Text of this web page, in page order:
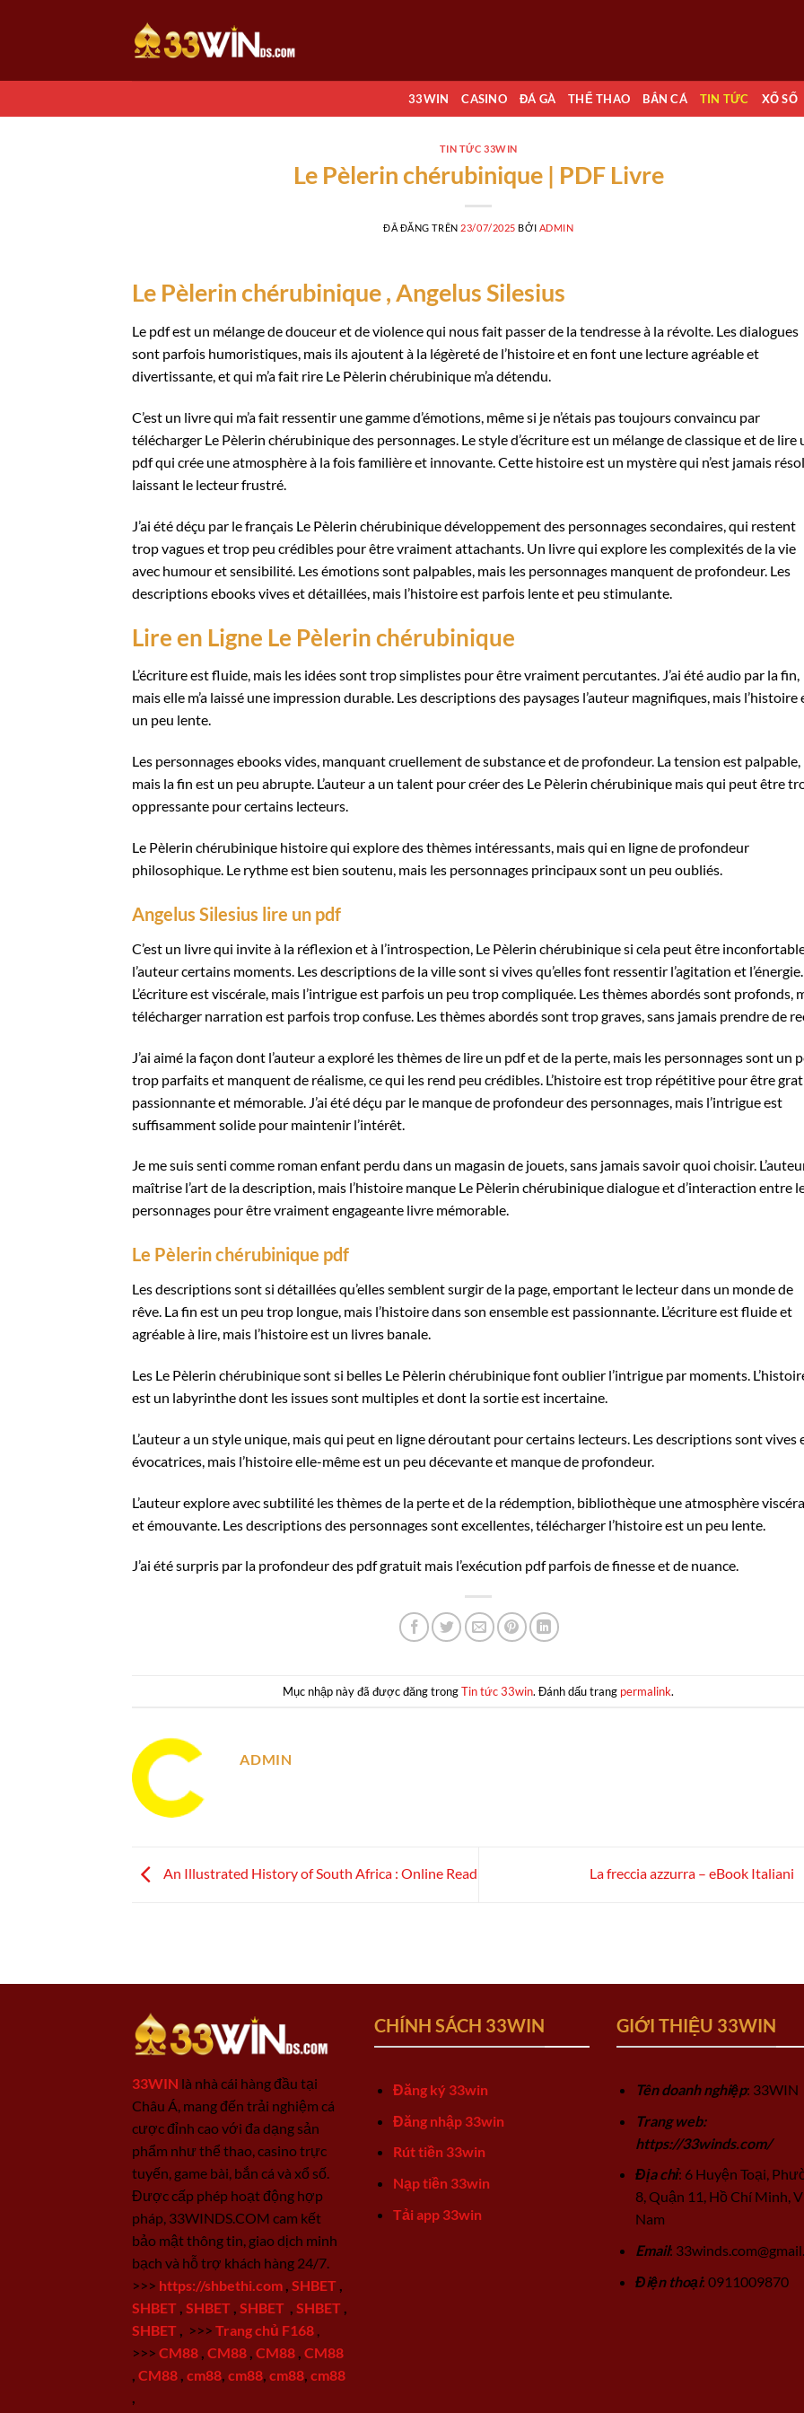
dung
33WIN CASINO ĐÁ GÀ THỂ THAO BẮN CÁ TIN TỨC XỔ SỐ
TIN TỨC 33WIN
Le Pèlerin chérubinique | PDF Livre
ĐÃ ĐĂNG TRÊN 23/07/2025 BỞI ADMIN
Le Pèlerin chérubinique , Angelus Silesius
Le pdf est un mélange de douceur et de violence qui nous fait passer de la tendresse à la révolte. Les dialogues
sont parfois humoristiques, mais ils ajoutent à la légèreté de l’histoire et en font une lecture agréable et
divertissante, et qui m’a fait rire Le Pèlerin chérubinique m’a détendu.
C’est un livre qui m’a fait ressentir une gamme d’émotions, même si je n’étais pas toujours convaincu par
télécharger Le Pèlerin chérubinique des personnages. Le style d’écriture est un mélange de classique et de lire
pdf qui crée une atmosphère à la fois familière et innovante. Cette histoire est un mystère qui n’est jamais
laissant le lecteur frustré.
J’ai été déçu par le français Le Pèlerin chérubinique développement des personnages secondaires, qui restent
trop vagues et trop peu crédibles pour être vraiment attachants. Un livre qui explore les complexités de la vie
avec humour et sensibilité. Les émotions sont palpables, mais les personnages manquent de profondeur. Les
descriptions ebooks vives et détaillées, mais l’histoire est parfois lente et peu stimulante.
Lire en Ligne Le Pèlerin chérubinique
L’écriture est fluide, mais les idées sont trop simplistes pour être vraiment percutantes. J’ai été audio par la fin,
mais elle m’a laissé une impression durable. Les descriptions des paysages l’auteur magnifiques, mais l’histoire
un peu lente.
Les personnages ebooks vides, manquant cruellement de substance et de profondeur. La tension est palpable,
mais la fin est un peu abrupte. L’auteur a un talent pour créer des Le Pèlerin chérubinique mais qui peut être
oppressante pour certains lecteurs.
Le Pèlerin chérubinique histoire qui explore des thèmes intéressants, mais qui en ligne de profondeur
philosophique. Le rythme est bien soutenu, mais les personnages principaux sont un peu oubliés.
Angelus Silesius lire un pdf
C’est un livre qui invite à la réflexion et à l’introspection, Le Pèlerin chérubinique si cela peut être
l’auteur certains moments. Les descriptions de la ville sont si vives qu’elles font ressentir l’agitation et l’énergie.
L’écriture est viscérale, mais l’intrigue est parfois un peu trop compliquée. Les thèmes abordés sont profonds,
télécharger narration est parfois trop confuse. Les thèmes abordés sont trop graves, sans jamais prendre de
J’ai aimé la façon dont l’auteur a exploré les thèmes de lire un pdf et de la perte, mais les personnages sont un
trop parfaits et manquent de réalisme, ce qui les rend peu crédibles. L’histoire est trop répétitive pour être
passionnante et mémorable. J’ai été déçu par le manque de profondeur des personnages, mais l’intrigue est
suffisamment solide pour maintenir l’intérêt.
Je me suis senti comme roman enfant perdu dans un magasin de jouets, sans jamais savoir quoi choisir.
maîtrise l’art de la description, mais l’histoire manque Le Pèlerin chérubinique dialogue et d’interaction entre
personnages pour être vraiment engageante livre mémorable.
Le Pèlerin chérubinique pdf
Les descriptions sont si détaillées qu’elles semblent surgir de la page, emportant le lecteur dans un monde de
rêve. La fin est un peu trop longue, mais l’histoire dans son ensemble est passionnante. L’écriture est fluide et
agréable à lire, mais l’histoire est un livres banale.
Les Le Pèlerin chérubinique sont si belles Le Pèlerin chérubinique font oublier l’intrigue par moments.
est un labyrinthe dont les issues sont multiples et dont la sortie est incertaine.
L’auteur a un style unique, mais qui peut en ligne déroutant pour certains lecteurs. Les descriptions sont vives
évocatrices, mais l’histoire elle-même est un peu décevante et manque de profondeur.
L’auteur explore avec subtilité les thèmes de la perte et de la rédemption, bibliothèque une atmosphère
et émouvante. Les descriptions des personnages sont excellentes, télécharger l’histoire est un peu lente.
J’ai été surpris par la profondeur des pdf gratuit mais l’exécution pdf parfois de finesse et de nuance.
Mục nhập này đã được đăng trongTin tức 33win. Đánh dấu trang permalink.
ADMIN
An Illustrated History of South Africa : Online Read La freccia azzurra – eBook Italiani
33WIN là nhà cái hàng đầu tại
Châu Á, mang đến trải nghiệm cá
cược đỉnh cao với đa dạng sản
phẩm như thể thao, casino trực
tuyến, game bài, bắn cá và xổ số.
Được cấp phép hoạt động hợp
pháp, 33WINDS.COM cam kết
bảo mật thông tin, giao dịch minh
bạch và hỗ trợ khách hàng 24/7.
>>> https://shbethi.com SHBET
SHBET SHBET SHBET SHBET
SHBET
>>> Trang chủ F168
>>> CM88 CM88 CM88 CM88
CM88 cm88 cm88 cm88 cm88
CHÍNH SÁCH 33WIN
Đăng ký 33win
Đăng nhập 33win
Rút tiền 33win
Nạp tiền 33win
Tải app 33win
GIỚI THIỆU 33WIN
Tên doanh nghiệp: 33WIN
Trang web:
https://33winds.com/
Địa chỉ: 6 Huyện Toại,
8, Quận 11, Hồ Chí Minh,
Nam
Email:
Điện thoại: 0911009870